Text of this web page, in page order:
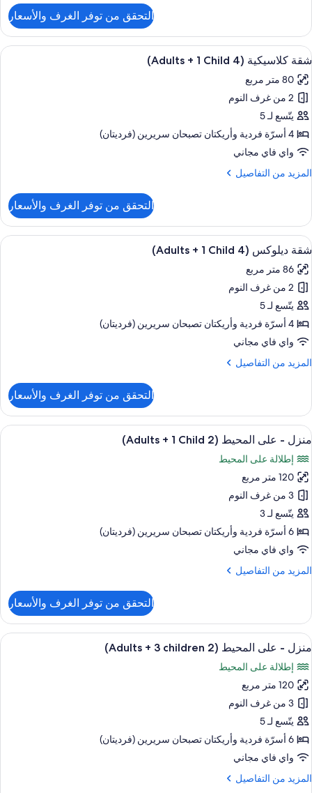
شقة
كلاسيكية
(3
+
Child)
التحقق من توفر الغرف والأسعار
استعراض
جميع
صور
شقة
كلاسيكية
(4
Adults
+
1
8
شقة كلاسيكية (4 Adults + 1 Child)
80 متر مربع
2 من غرف النوم
يتّسع لـ 5
4 أسرّة فردية‫‬ وأريكتان تصبحان سريرين (فرديتان)
واي فاي مجاني
المزيد من التفاصيل
المزيد
شقة
كلاسيكية
(4
+
Child)
التحقق من توفر الغرف والأسعار
استعراض
جميع
صور
شقة
ديلوكس
(4
Adults
+
1
9
شقة ديلوكس (4 Adults + 1 Child)
86 متر مربع
2 من غرف النوم
يتّسع لـ 5
4 أسرّة فردية‫‬ وأريكتان تصبحان سريرين (فرديتان)
واي فاي مجاني
المزيد من التفاصيل
المزيد
شقة
ديلوكس
(4
Adults
+
Child)
التحقق من توفر الغرف والأسعار
استعراض
جميع
صور
منزل
-
على
المحيط
(2
Adults
+
13
منزل - على المحيط (2 Adults + 1 Child)
إطلالة على المحيط
120 متر مربع
3 من غرف النوم
يتّسع لـ 3
6 أسرّة فردية‫‬ وأريكتان تصبحان سريرين (فرديتان)
واي فاي مجاني
المزيد من التفاصيل
المزيد
منزل
على
المحيط
(2
Adults
+
Child)
التحقق من توفر الغرف والأسعار
استعراض
جميع
صور
منزل
-
على
المحيط
(2
Adults
+
13
منزل - على المحيط (2 Adults + 3 children)
إطلالة على المحيط
120 متر مربع
3 من غرف النوم
يتّسع لـ 5
6 أسرّة فردية‫‬ وأريكتان تصبحان سريرين (فرديتان)
واي فاي مجاني
المزيد من التفاصيل
المزيد